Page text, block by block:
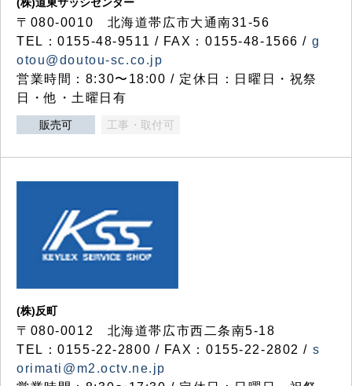
〒080-0010 北海道帯広市大通南31-56
TEL：0155-48-9511 / FAX：0155-48-1566 / g
otou@doutou-sc.co.jp
営業時間：8:30〜18:00 / 定休日：日曜日・祝祭
日・他・土曜日有
販売可 工事・取付可
(株)反町
〒080-0012 北海道帯広市西二条南5-18
TEL：0155-22-2800 / FAX：0155-22-2802 / s
orimati@m2.octv.ne.jp